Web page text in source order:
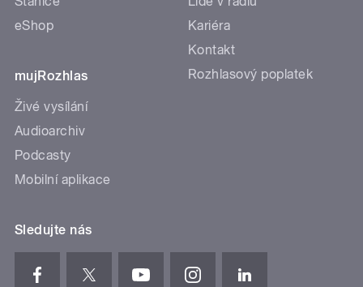
eShop
mujRozhlas
Živé vysílání
Audioarchiv
Podcasty
Mobilní aplikace
Kariéra
Kontakt
Rozhlasový poplatek
Sledujte nás